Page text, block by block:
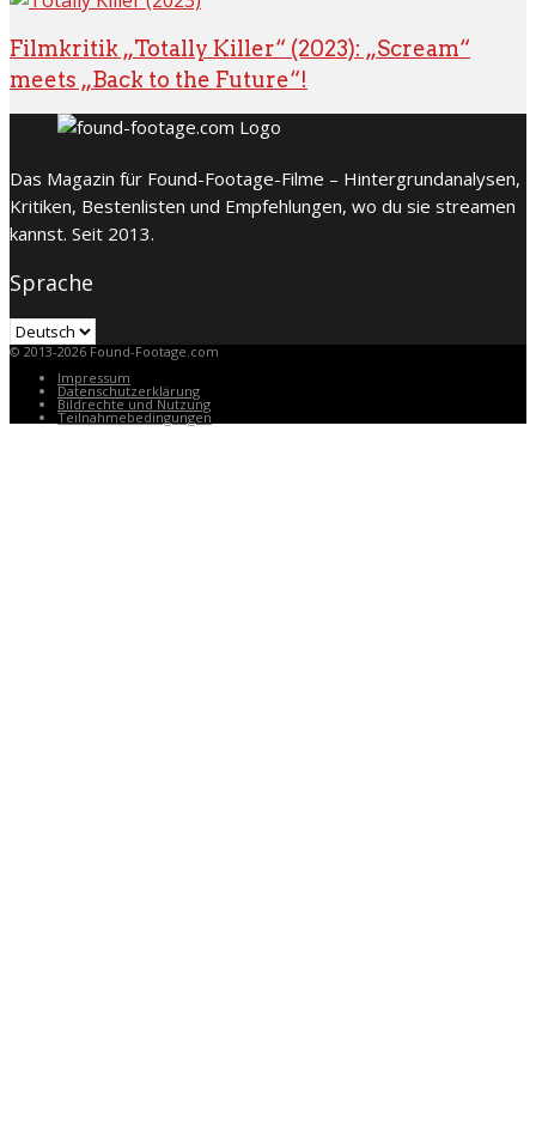
Filmkritik „Totally Killer“ (2023): „Scream“
meets „Back to the Future“!
Das Magazin für Found-Footage-Filme – Hintergrundanalysen,
Kritiken, Bestenlisten und Empfehlungen, wo du sie streamen
kannst. Seit 2013.
Sprache
Sprache
© 2013-2026 Found-Footage.com
Impressum
Datenschutzerklärung
Bildrechte und Nutzung
Teilnahmebedingungen